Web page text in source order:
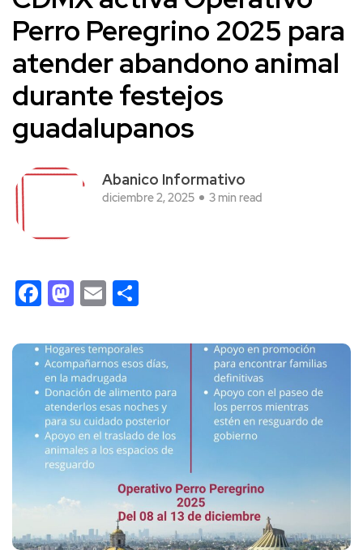
Perro Peregrino 2025 para
atender abandono animal
durante festejos
guadalupanos
Abanico Informativo
diciembre 2, 2025 3 min read
Facebook
Mastodon
Email